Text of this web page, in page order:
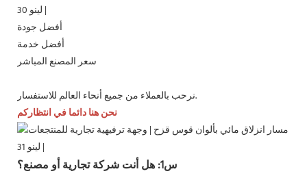
أفضل جودة
أفضل خدمة
سعر المصنع المباشر
نرحب بالعملاء من جميع أنحاء العالم للاستفسار.
نحن هنا دائما في انتظاركم
س1: هل أنت شركة تجارية أو مصنع؟